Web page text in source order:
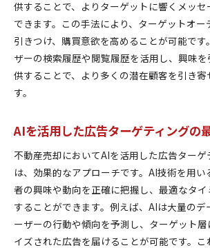
供することで、よりターゲットに響くメッ
できます。この手法により、ターゲットオー
引きつけ、購買意欲を高めることが可能です
ザーの検索履歴や閲覧履歴を活用し、興味
供することで、より多くの潜在顧客を引き寄
す。
AIを活用した広告ターゲティングの
不動産売却においてAIを活用した広告ターゲ
は、効果的なアプローチです。AI技術を用
者の興味や動向を正確に把握し、最適なタ
することができます。例えば、AIは大量のデ
ーザーの行動や傾向を予測し、ターゲット
イズされた広告を届けることが可能です。